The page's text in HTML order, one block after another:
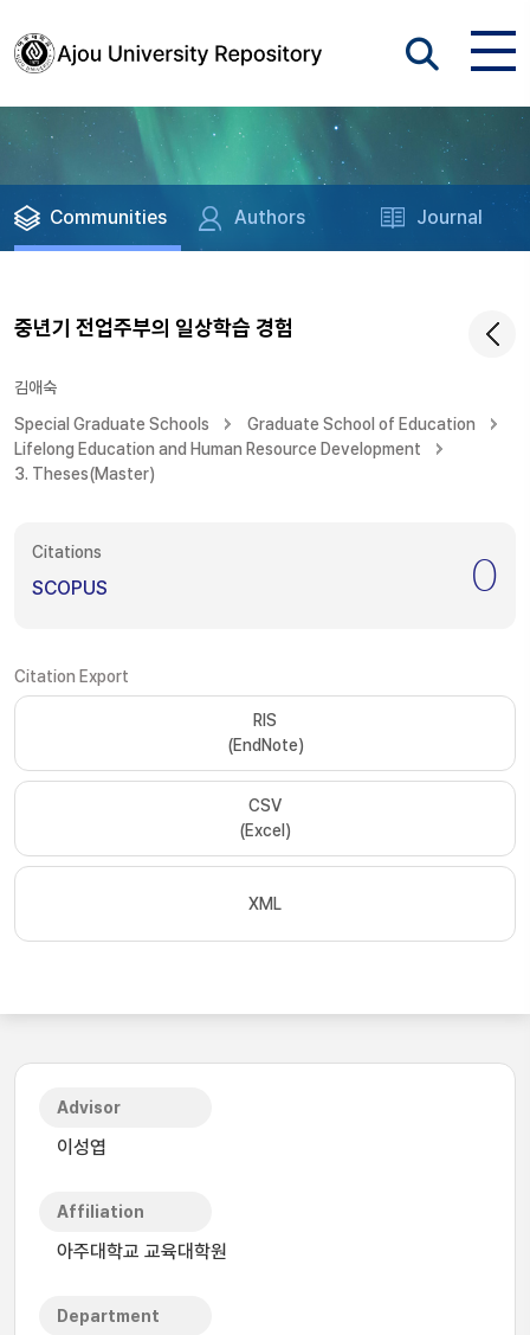
Communities Authors Journal
중년기 전업주부의 일상학습 경험
김애숙
Special Graduate Schools
Graduate School of Education
Lifelong Education and Human Resource Development
3. Theses(Master)
Citations
SCOPUS 0
Citation Export
RIS
(EndNote)
CSV
(Excel)
XML
Advisor
이성엽
Affiliation
아주대학교 교육대학원
Department